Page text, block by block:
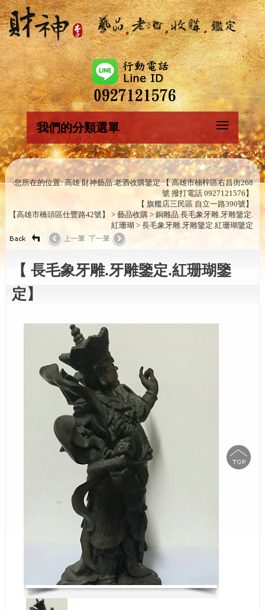
我們的分類選單
‧您所在的位置: 高雄 財神藝品.老酒收購鑒定 【 高雄市楠梓區右昌街268
號 撥打電話 0927121576】
【 旗艦店三民區 自立一路390號】
【高雄市橋頭區仕豐路42號】 > 藝品收購 > 銅雕品.長毛象牙雕.牙雕鑒定.
紅珊瑚 > 長毛象牙雕.牙雕鑒定.紅珊瑚鑒定
【 長毛象牙雕.牙雕鑒定.紅珊瑚鑒
定】